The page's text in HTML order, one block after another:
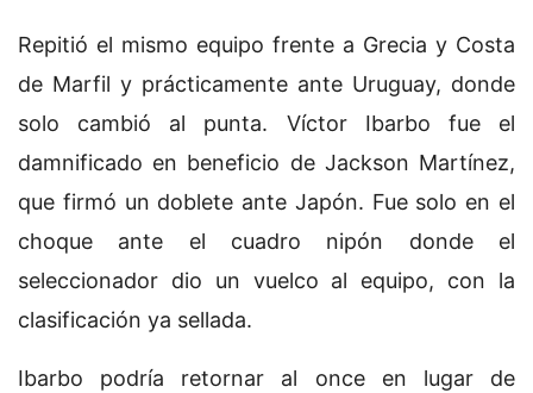
Repitió el mismo equipo frente a Grecia y Costa
de Marfil y prácticamente ante Uruguay, donde
solo cambió al punta. Víctor Ibarbo fue el
damnificado en beneficio de Jackson Martínez,
que firmó un doblete ante Japón. Fue solo en el
choque ante el cuadro nipón donde el
seleccionador dio un vuelco al equipo, con la
clasificación ya sellada.
Ibarbo podría retornar al once en lugar de